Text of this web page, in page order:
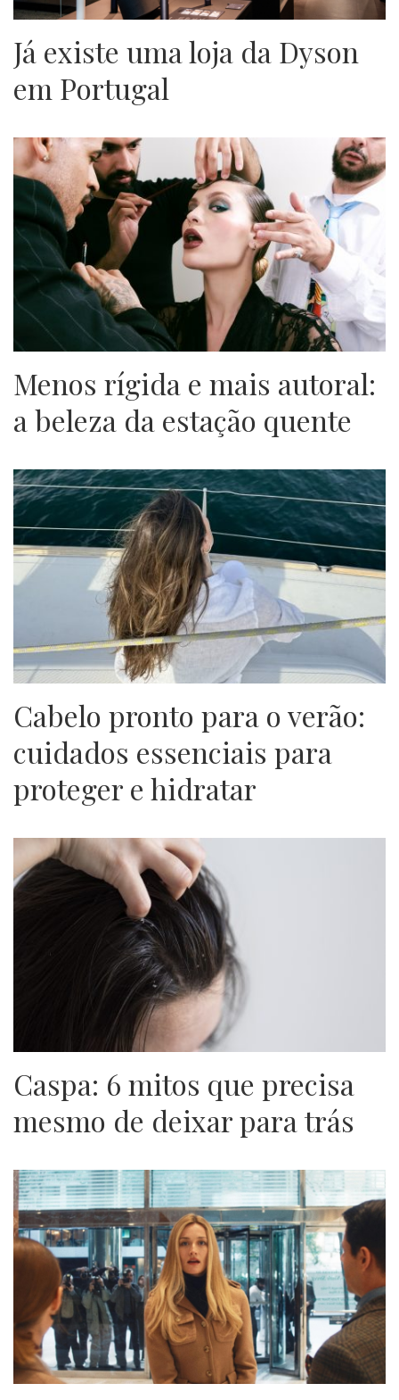
Já existe uma loja da Dyson
em Portugal
Menos rígida e mais autoral:
a beleza da estação quente
Cabelo pronto para o verão:
cuidados essenciais para
proteger e hidratar
Caspa: 6 mitos que precisa
mesmo de deixar para trás